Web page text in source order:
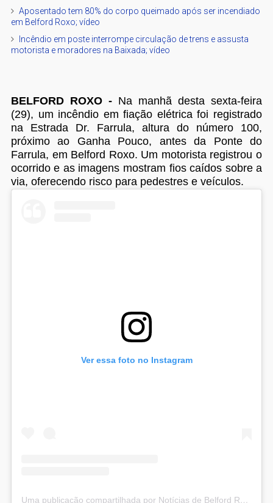
Aposentado tem 80% do corpo queimado após ser incendiado
em Belford Roxo; vídeo
Incêndio em poste interrompe circulação de trens e assusta
motorista e moradores na Baixada; vídeo
BELFORD ROXO - Na manhã desta sexta-feira
(29), um incêndio em fiação elétrica foi registrado
na Estrada Dr. Farrula, altura do número 100,
próximo ao Ganha Pouco, antes da Ponte do
Farrula, em Belford Roxo. Um motorista registrou o
ocorrido e as imagens mostram fios caídos sobre a
via, oferecendo risco para pedestres e veículos.
Ver essa foto no Instagram
Uma publicação compartilhada por Notícias de Belford Roxo (@noticiasbelfordroxo)